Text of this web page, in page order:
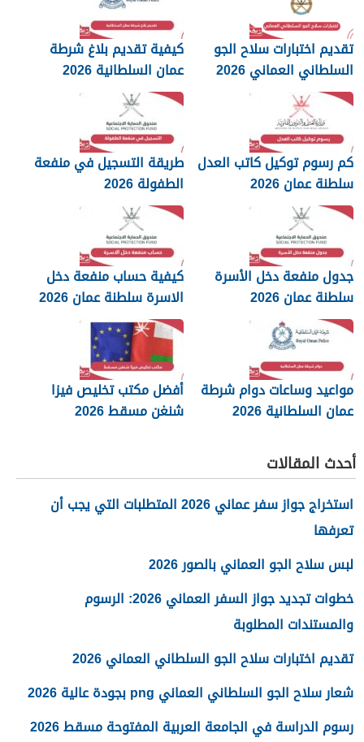
تقديم اختبارات سلاح الجو
السلطاني العماني 2026
كيفية تقديم بلاغ شرطة
عمان السلطانية 2026
كم رسوم توكيل كاتب العدل
سلطنة عمان 2026
طريقة التسجيل في منفعة
الطفولة 2026
جدول منفعة دخل الأسرة
سلطنة عمان 2026
كيفية حساب منفعة دخل
الاسرة سلطنة عمان 2026
مواعيد وساعات دوام شرطة
عمان السلطانية 2026
أفضل مكتب تخليص فيزا
شنغن مسقط 2026
أحدث المقالات
استخراج جواز سفر عماني 2026 المتطلبات التي يجب أن
تعرفها
لبس سلاح الجو العماني بالصور 2026
خطوات تجديد جواز السفر العماني 2026: الرسوم
والمستندات المطلوبة
تقديم اختبارات سلاح الجو السلطاني العماني 2026
شعار سلاح الجو السلطاني العماني png بجودة عالية 2026
رسوم الدراسة في الجامعة العربية المفتوحة مسقط 2026